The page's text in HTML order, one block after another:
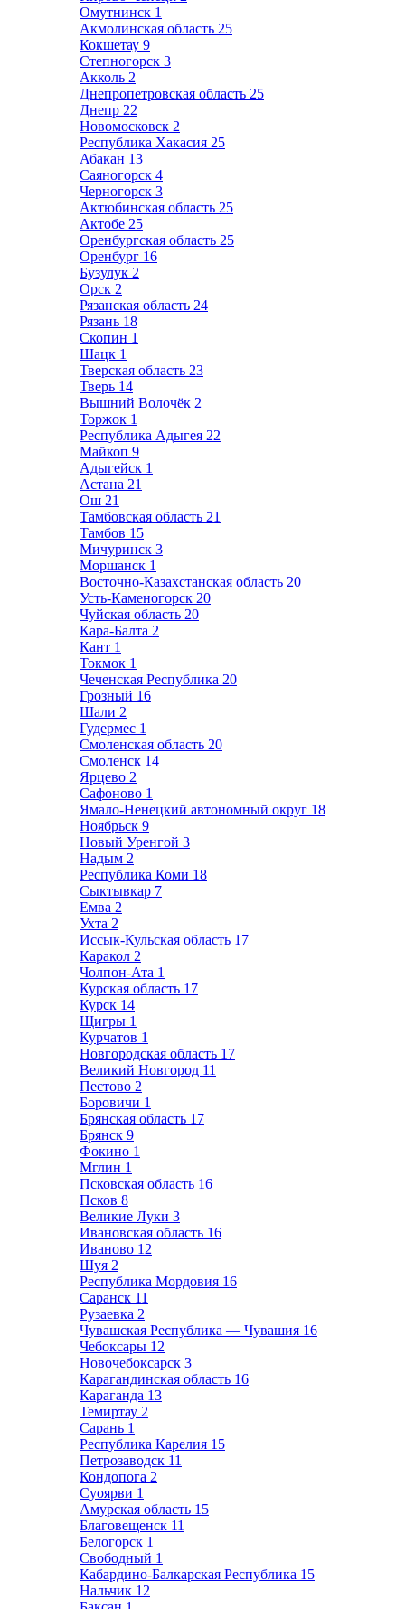
Омутнинск 1
Акмолинская область 25
Кокшетау 9
Степногорск 3
Акколь 2
Днепропетровская область 25
Днепр 22
Новомосковск 2
Республика Хакасия 25
Абакан 13
Саяногорск 4
Черногорск 3
Актюбинская область 25
Актобе 25
Оренбургская область 25
Оренбург 16
Бузулук 2
Орск 2
Рязанская область 24
Рязань 18
Скопин 1
Шацк 1
Тверская область 23
Тверь 14
Вышний Волочёк 2
Торжок 1
Республика Адыгея 22
Майкоп 9
Адыгейск 1
Астана 21
Ош 21
Тамбовская область 21
Тамбов 15
Мичуринск 3
Моршанск 1
Восточно-Казахстанская область 20
Усть-Каменогорск 20
Чуйская область 20
Кара-Балта 2
Кант 1
Токмок 1
Чеченская Республика 20
Грозный 16
Шали 2
Гудермес 1
Смоленская область 20
Смоленск 14
Ярцево 2
Сафоново 1
Ямало-Ненецкий автономный округ 18
Ноябрьск 9
Новый Уренгой 3
Надым 2
Республика Коми 18
Сыктывкар 7
Емва 2
Ухта 2
Иссык-Кульская область 17
Каракол 2
Чолпон-Ата 1
Курская область 17
Курск 14
Щигры 1
Курчатов 1
Новгородская область 17
Великий Новгород 11
Пестово 2
Боровичи 1
Брянская область 17
Брянск 9
Фокино 1
Мглин 1
Псковская область 16
Псков 8
Великие Луки 3
Ивановская область 16
Иваново 12
Шуя 2
Республика Мордовия 16
Саранск 11
Рузаевка 2
Чувашская Республика — Чувашия 16
Чебоксары 12
Новочебоксарск 3
Карагандинская область 16
Караганда 13
Темиртау 2
Сарань 1
Республика Карелия 15
Петрозаводск 11
Кондопога 2
Суоярви 1
Амурская область 15
Благовещенск 11
Белогорск 1
Свободный 1
Кабардино-Балкарская Республика 15
Нальчик 12